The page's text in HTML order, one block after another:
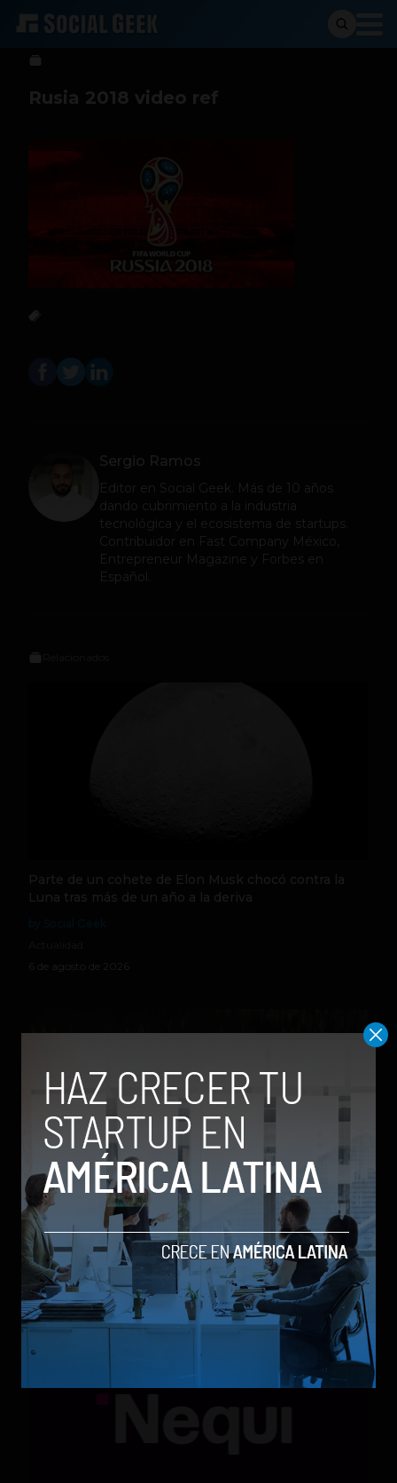
Sergio Ramos 27 de abril de 2017
Rusia 2018 video ref
Sergio Ramos
Editor en Social Geek
. Más de 10 años
dando cubrimiento a la industria
tecnológica y el ecosistema de startups.
Contribuidor en Fast Company México,
Entrepreneur Magazine y Forbes en
Español.
Parte de un cohete de Elon Musk chocó contra la
Luna tras más de un año a la deriva
6 de agosto de 2026
Qwen 3.8-Max, la nueva IA de Alibaba que desafía a
los modelos más poderosos
by Sergio Ramos
Actualidad
5 de agosto de 2026